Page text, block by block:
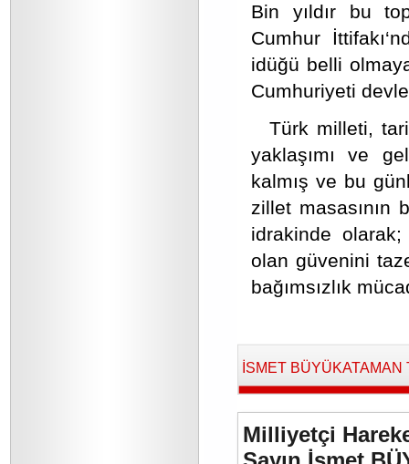
Bin yıldır bu
Cumhur
idüğü belli
Cumhuriyeti
Türk milleti,
yaklaşımı ve
kalmış ve bu
zillet masasının
idrakinde
olan güvenini
bağımsızlık
İSMET BÜYÜKATAMAN
Milliyetçi